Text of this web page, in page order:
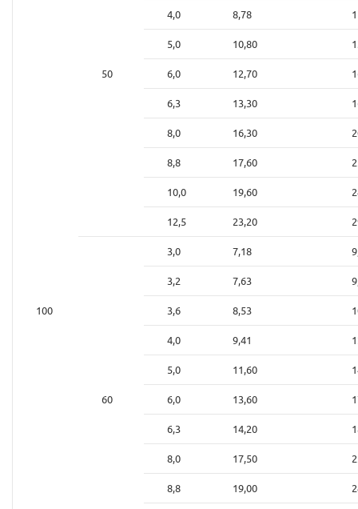
100
50
4,0 8,78
5,0 10,80
6,0 12,70
6,3 13,30
8,0 16,30
8,8 17,60
10,0 19,60
12,5 23,20
60
3,0 7,18
3,2 7,63
3,6 8,53
4,0 9,41
5,0 11,60
6,0 13,60
6,3 14,20
8,0 17,50
8,8 19,00